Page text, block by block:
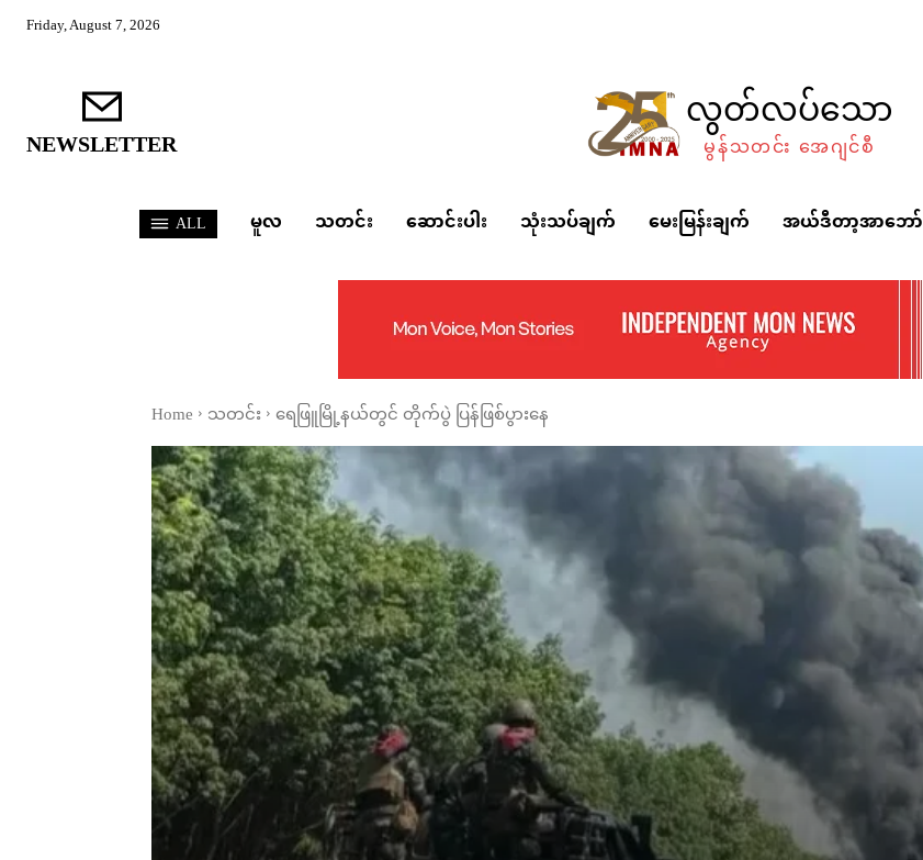
Friday, August 7, 2026
NEWSLETTER လွတ်လပ်သော
မွန်သတင်း အေဂျင်စီ
ALL မူလ သတင်း ဆောင်းပါး သုံးသပ်ချက် မေးမြန်းချက် အယ်ဒီတာ့အာဘော်
Home သတင်း ရေဖြူမြို့နယ်တွင် တိုက်ပွဲ ပြန်ဖြစ်ပွားနေ